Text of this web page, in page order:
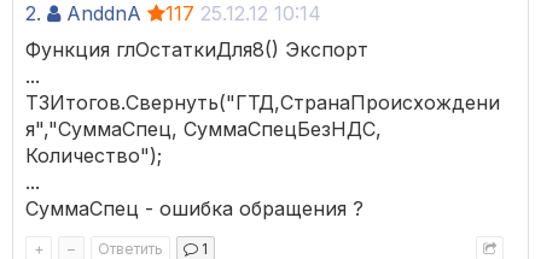
2. AnddnA 117 25.12.12 10:14
Функция глОстаткиДля8() Экспорт
...
ТЗИтогов.Свернуть("ГТД,СтранаПроисхождени
я","СуммаСпец, СуммаСпецБезНДС,
Количество");
...
СуммаСпец - ошибка обращения ?
+ – Ответить 1